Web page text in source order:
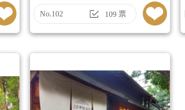
館）
No.102 109票